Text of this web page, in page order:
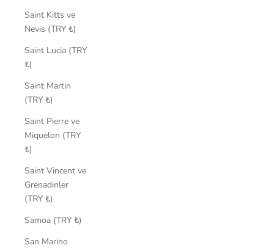
Saint Kitts ve
Nevis (TRY ₺)
Saint Lucia (TRY
₺)
Saint Martin
(TRY ₺)
Saint Pierre ve
Miquelon (TRY
₺)
Saint Vincent ve
Grenadinler
(TRY ₺)
Samoa (TRY ₺)
San Marino